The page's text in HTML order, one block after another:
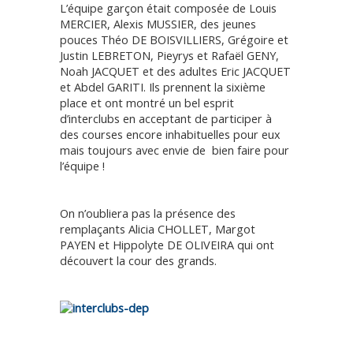
L’équipe garçon était composée de Louis
MERCIER, Alexis MUSSIER, des jeunes
pouces Théo DE BOISVILLIERS, Grégoire et
Justin LEBRETON, Pieyrys et Rafaël GENY,
Noah JACQUET et des adultes Eric JACQUET
et Abdel GARITI. Ils prennent la sixième
place et ont montré un bel esprit
d’interclubs en acceptant de participer à
des courses encore inhabituelles pour eux
mais toujours avec envie de bien faire pour
l’équipe !
On n’oubliera pas la présence des
remplaçants Alicia CHOLLET, Margot
PAYEN et Hippolyte DE OLIVEIRA qui ont
découvert la cour des grands.